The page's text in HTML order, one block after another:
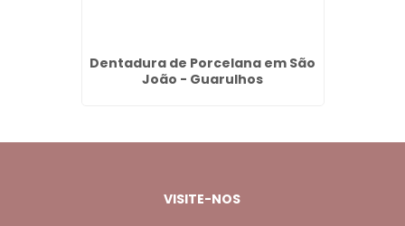
Dentadura de Porcelana em São
João - Guarulhos
VISITE-NOS